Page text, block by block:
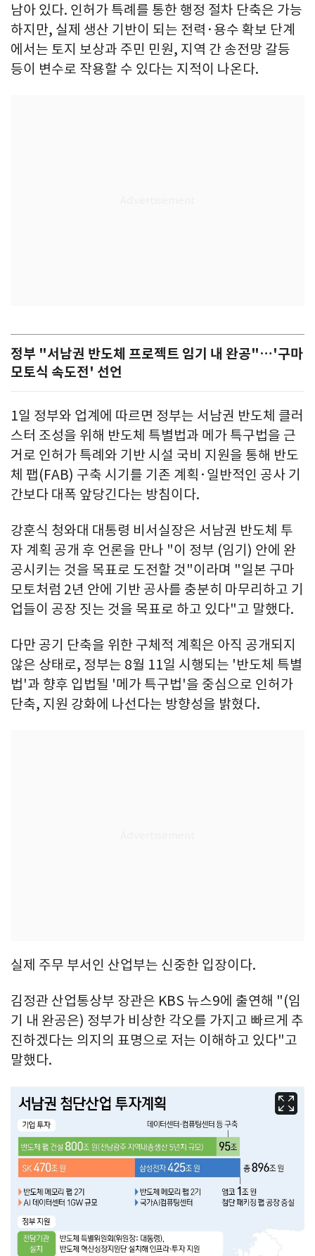
남아 있다. 인허가 특례를 통한 행정 절차 단축은 가능
하지만, 실제 생산 기반이 되는 전력·용수 확보 단계
에서는 토지 보상과 주민 민원, 지역 간 송전망 갈등
등이 변수로 작용할 수 있다는 지적이 나온다.
정부 "서남권 반도체 프로젝트 임기 내 완공"…'구마
모토식 속도전' 선언
1일 정부와 업계에 따르면 정부는 서남권 반도체 클러
스터 조성을 위해 반도체 특별법과 메가 특구법을 근
거로 인허가 특례와 기반 시설 국비 지원을 통해 반도
체 팹(FAB) 구축 시기를 기존 계획·일반적인 공사 기
간보다 대폭 앞당긴다는 방침이다.
강훈식 청와대 대통령 비서실장은 서남권 반도체 투
자 계획 공개 후 언론을 만나 "이 정부 (임기) 안에 완
공시키는 것을 목표로 도전할 것"이라며 "일본 구마
모토처럼 2년 안에 기반 공사를 충분히 마무리하고 기
업들이 공장 짓는 것을 목표로 하고 있다"고 말했다.
다만 공기 단축을 위한 구체적 계획은 아직 공개되지
않은 상태로, 정부는 8월 11일 시행되는 '반도체 특별
법'과 향후 입법될 '메가 특구법'을 중심으로 인허가
단축, 지원 강화에 나선다는 방향성을 밝혔다.
실제 주무 부서인 산업부는 신중한 입장이다.
김정관 산업통상부 장관은 KBS 뉴스9에 출연해 "(임
기 내 완공은) 정부가 비상한 각오를 가지고 빠르게 추
진하겠다는 의지의 표명으로 저는 이해하고 있다"고
말했다.